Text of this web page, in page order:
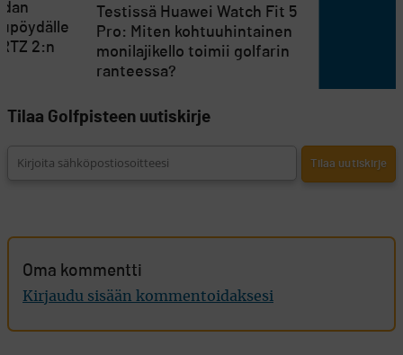
Testissä Huawei Watch Fit 5
Pro: Miten kohtuuhintainen
monilajikello toimii golfarin
ranteessa?
2:n
Tilaa Golfpisteen uutiskirje
Oma kommentti
Kirjaudu sisään kommentoidaksesi